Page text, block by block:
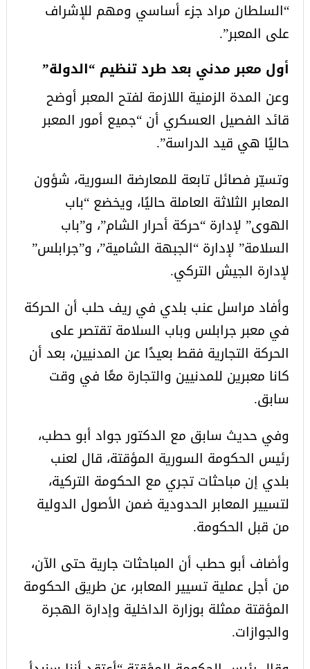
“السلطان مراد جزء أساسي ومهم للإشراف
على المعبر”.
أول معبر مدني بعد طرد تنظيم “الدولة”
وعن المدة الزمنية اللازمة لفتح المعبر أوضح
قائد الفصيل العسكري أن “جميع أمور المعبر
حاليًا هي قيد الدراسة”.
وتسيّر فصائل تابعة للمعارضة السورية، شؤون
المعابر الثلاثة العاملة حاليًا، ويخضع “باب
الهوى” لإدارة “حركة أحرار الشام”، و”باب
السلامة” لإدارة “الجبهة الشامية”، و”جرابلس”
لإدارة الجيش التركي.
وأفاد مراسل عنب بلدي في ريف حلب أن الحركة
في معبر جرابلس وباب السلامة تقتصر على
الحركة التجارية فقط بعيدًا عن المدنيين، بعد أن
كانا معبرين للمدنيين والتجارة معًا في وقت
سابق.
وفي حديث سابق مع الدكتور جواد أبو حطب،
رئيس الحكومة السورية المؤقتة، قال لعنب
بلدي إن مباحثات تجري مع الحكومة التركية،
لتسيير المعابر الحدودية ضمن الأصول الدولية
من قبل الحكومة.
وأضاف أبو حطب أن المباحثات جارية حتى الآن،
من أجل عملية تسيير المعابر، عن طريق الحكومة
المؤقتة ممثلة بوزارة الداخلية وإدارة الهجرة
والجوازات.